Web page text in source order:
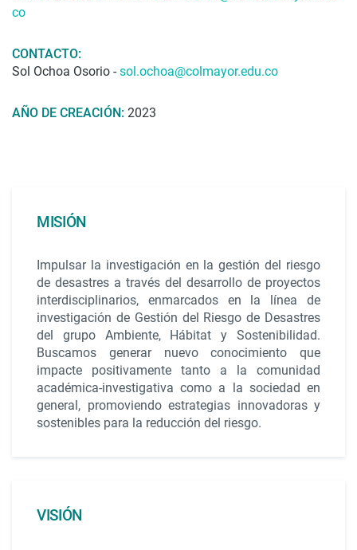
co
CONTACTO:
Sol Ochoa Osorio -sol.ochoa@colmayor.edu.co
AÑO DE CREACIÓN: 2023
MISIÓN
Impulsar la investigación en la gestión del riesgo
de desastres a través del desarrollo de proyectos
interdisciplinarios, enmarcados en la línea de
investigación de Gestión del Riesgo de Desastres
del grupo Ambiente, Hábitat y Sostenibilidad.
Buscamos generar nuevo conocimiento que
impacte positivamente tanto a la comunidad
académica-investigativa como a la sociedad en
general, promoviendo estrategias innovadoras y
sostenibles para la reducción del riesgo.
VISIÓN